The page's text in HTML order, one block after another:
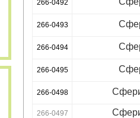
266-0492
266-0493
266-0494
266-0495
266-0498
266-0497